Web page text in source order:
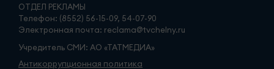
ОТДЕЛ РЕКЛАМЫ
Телефон: (8552) 56-15-09, 54-07-90
Электронная почта: reclama@tvchelny.ru
Учредитель СМИ: АО «ТАТМЕДИА»
Антикоррупционная политика